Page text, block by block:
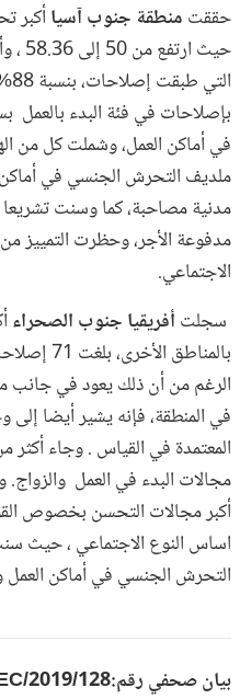
حققت منطقة جنوب آسيا أكبر
حيث
بإصلاحات في فئة البدء
في أماكن العمل، وشملت كل من
ملديف التحرش الجنسي في
مدنية مصاحبة، كما وسنت تشريعا
مدفوعة الأجر، وحظرت التمييز
الاجتماعي.
سجلت أفريقيا جنوب الصحراء
بالمناطق
الرغم من أن ذلك يعود في جانب
في المنطقة، فإنه يشير أيضا
المعتمدة في القياس . وجاء
مجالات البدء في العمل
أكبر مجالات التحسن بخصوص
اساس النوع الاجتماعي ، حيث
التحرش الجنسي في أماكن العمل
بيان صحفي رقم:2019/128/DEC